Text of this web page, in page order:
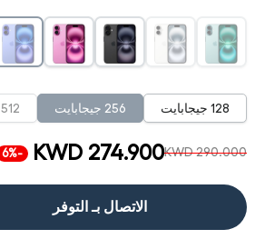
128 جيجابايت 256 جيجابايت 512 جيجابايت
KWD 290.000
KWD 274.900
-6%
الاتصال بـ التوفر